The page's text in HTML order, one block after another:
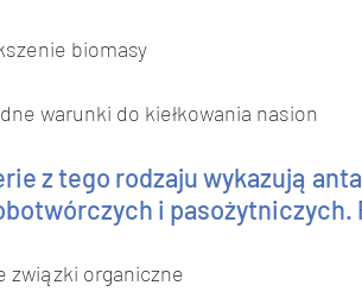
biomasy
warunki do kiełkowania nasion
z tego rodzaju wykazują
i pasożytniczych.
związki organiczne